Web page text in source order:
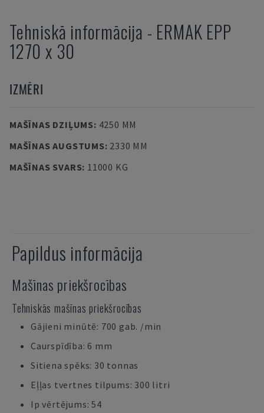
Tehniskā informācija - ERMAK EPP
1270 x 30
IZMĒRI
MAŠĪNAS DZIĻUMS: 4250 MM
MAŠĪNAS AUGSTUMS: 2330 MM
MAŠĪNAS SVARS: 11000 KG
Papildus informācija
Mašīnas priekšrocības
Tehniskās mašīnas priekšrocības
Gājieni minūtē: 700 gab. /min
Caurspīdība: 6 mm
Sitiena spēks: 30 tonnas
Eļļas tvertnes tilpums: 300 litri
Ip vērtējums: 54